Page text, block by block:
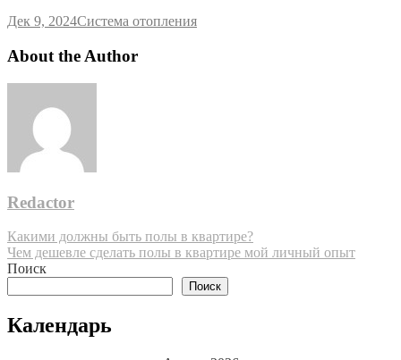
Дек 9, 2024Система отопления
About the Author
Redactor
Навигация
по
Какими должны быть полы в квартире?
Чем дешевле сделать полы в квартире мой личный опыт
Поиск
Поиск
Календарь